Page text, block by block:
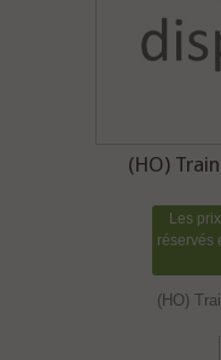
(HO)
Les
réservés
(HO)